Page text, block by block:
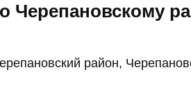
Черепановскому
район,